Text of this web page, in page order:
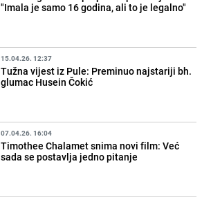
"Imala je samo 16 godina, ali to je legalno"
15.04.26. 12:37
Tužna vijest iz Pule: Preminuo najstariji bh.
glumac Husein Čokić
07.04.26. 16:04
Timothee Chalamet snima novi film: Već
sada se postavlja jedno pitanje